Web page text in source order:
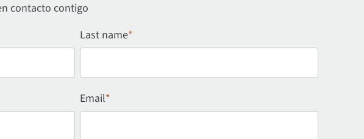
contacto contigo
Last name*
Email*